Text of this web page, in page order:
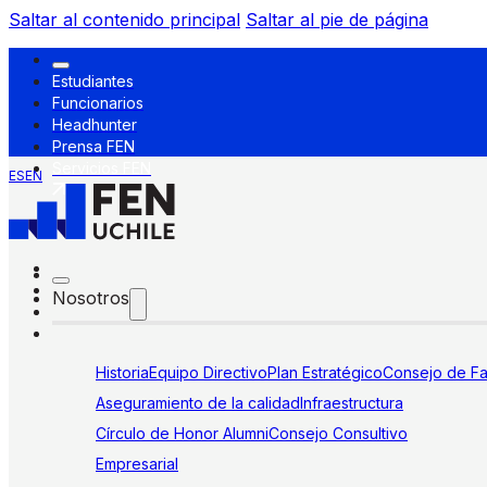
Saltar al contenido principal Saltar al pie de página
Estudiantes
Funcionarios
Headhunter
Prensa FEN
ESEN
Nosotros
HistoriaEquipo DirectivoPlan EstratégicoConsejo de
Aseguramiento de la calidadInfraestructura
Círculo de Honor AlumniConsejo Consultivo
Empresarial